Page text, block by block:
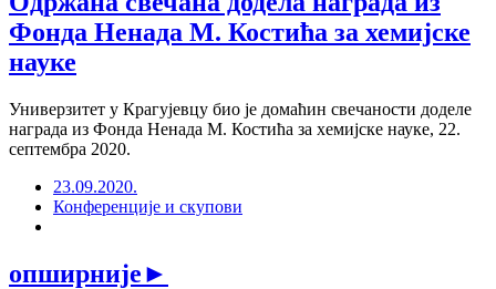
Фонда Ненада М. Костића за хемијске
науке
Универзитет у Крагујевцу био је домаћин свечаности доделе
награда из Фонда Ненада М. Костића за хемијске науке, 22.
септембра 2020.
23.09.2020.
Конференције и скупови
опширније►